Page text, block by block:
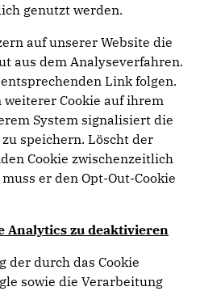
genutzt werden.
auf unserer Website die
aus dem Analyseverfahren.
Link folgen.
weiterer Cookie auf ihrem
System signalisiert die
speichern. Löscht der
Cookie zwischenzeitlich
er den Opt-Out-Cookie
Analytics zu deaktivieren
der durch das Cookie
sowie die Verarbeitung